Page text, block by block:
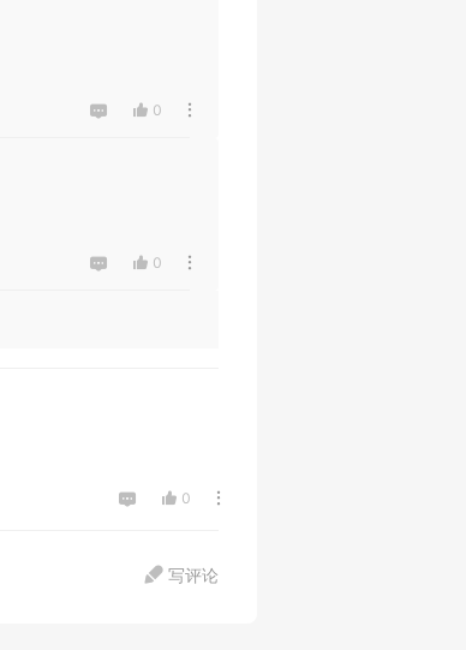
0
0
0
写评论